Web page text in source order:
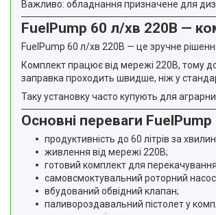
Важливо: обладнання призначене для
FuelPump 60 л/хв 220В —
FuelPump 60 л/хв 220В — це зручне
Комплект працює від мережі 220В, тому
заправка проходить швидше, ніж у
Таку установку часто купують для
Основні переваги
продуктивність до 60 літрів за
живлення від мережі 220В;
готовий комплект для
самовсмоктувальний роторний насос
вбудований обвідний клапан;
паливороздавальний пістолет у